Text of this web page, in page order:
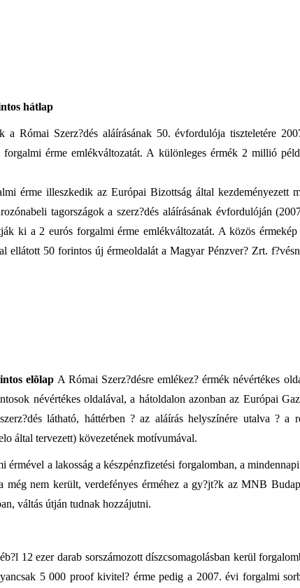
hátlap
Római Szerz?dés aláírásának 50. évfordulója tiszteletére
érme emlékváltozatát. A különleges érmék 2 millió
érme illeszkedik az Európai Bizottság által kezdeményezett
tagországok a szerz?dés aláírásának évfordulóján
ki a 2 eurós forgalmi érme emlékváltozatát. A közös érmekép
ellátott 50 forintos új érmeoldalát a Magyar Pénzver? Zrt.
elõlap A Római Szerz?désre emlékez? érmék névértékes
névértékes oldalával, a hátoldalon azonban az Európai
szerz?dés látható, háttérben ? az aláírás helyszínére utalva ? a
által tervezett) kövezetének motívumával.
a lakosság a készpénzfizetési forgalomban, a
még nem került, verdefényes érméhez a gy?jt?k az MNB
váltás útján tudnak hozzájutni.
12 ezer darab sorszámozott díszcsomagolásban kerül
5 000 proof kivitel? érme pedig a 2007. évi forgalmi